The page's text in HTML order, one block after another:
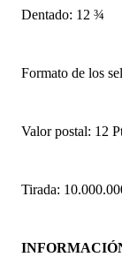
Dentado: 12 ¾
Formato de los
Valor postal: 12
Tirada: